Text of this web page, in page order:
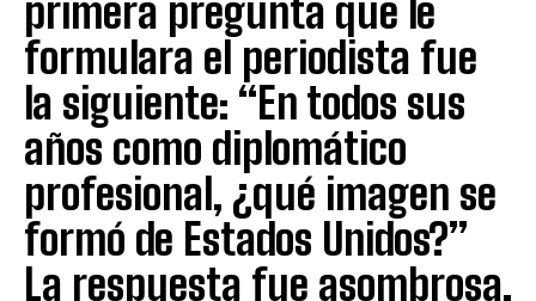
primera pregunta que le
formulara el periodista fue
la siguiente: “En todos sus
años como diplomático
profesional, ¿qué imagen se
formó de Estados Unidos?”
La respuesta fue asombrosa,